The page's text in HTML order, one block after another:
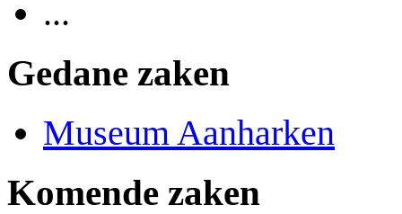
...
Gedane zaken
Museum Aanharken
Komende zaken